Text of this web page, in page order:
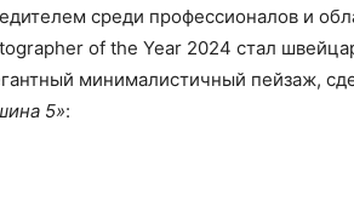
среди профессионалов и
of the Year 2024 стал
минималистичный пейзаж,
5»: